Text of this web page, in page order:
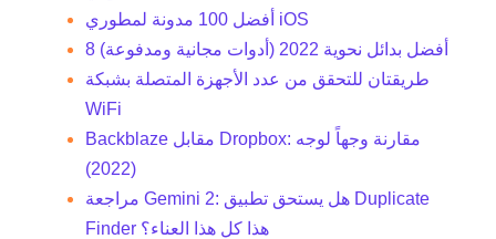
أفضل 100 مدونة لمطوري iOS
8 أفضل بدائل نحوية 2022 (أدوات مجانية ومدفوعة)
طريقتان للتحقق من عدد الأجهزة المتصلة بشبكة
WiFi
Backblaze مقابل Dropbox: مقارنة وجهاً لوجه
(2022)
مراجعة Gemini 2: هل يستحق تطبيق Duplicate
Finder هذا كل هذا العناء؟